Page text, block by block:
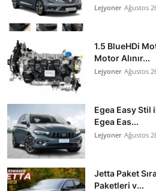
Lejyoner Ağustos
1.5 BlueHDi
Motor Alınır...
Lejyoner Ağustos
Egea Easy Stil
Egea Eas...
Lejyoner Ağustos
Jetta Paket
Paketleri v...